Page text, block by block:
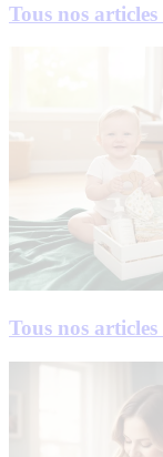
Tous nos articles
Tous nos articles